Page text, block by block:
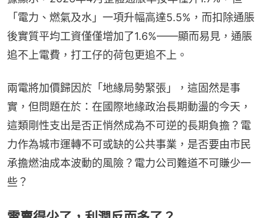
「電力、燃氣及水」一項升幅高達5.5%，而扣除通脹
後實質平均工資僅僅增加了1.6%——顯而易見，通脹
追不上電費，打工仔的荷包更追不上。
兩電將加價歸因於「地緣局勢緊張」，這固然是事
實，但問題在於：在國際地緣政治長期動盪的今天，
這類剛性支出是否正悄然成為不可逆的長期負擔？電
力作為城市運轉不可或缺的公共事業，是否要由市民
承擔燃油成本波動的風險？電力公司難道不可賺少一
些？